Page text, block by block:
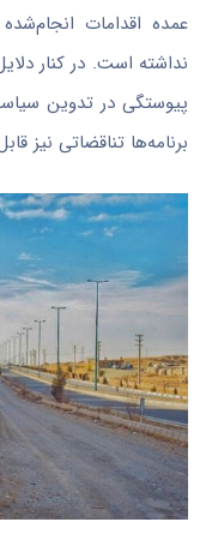
عمده اقدامات
نداشته است. در کنار
پیوستگی در تدوین
برنامه‌ها تناقضاتی نیز